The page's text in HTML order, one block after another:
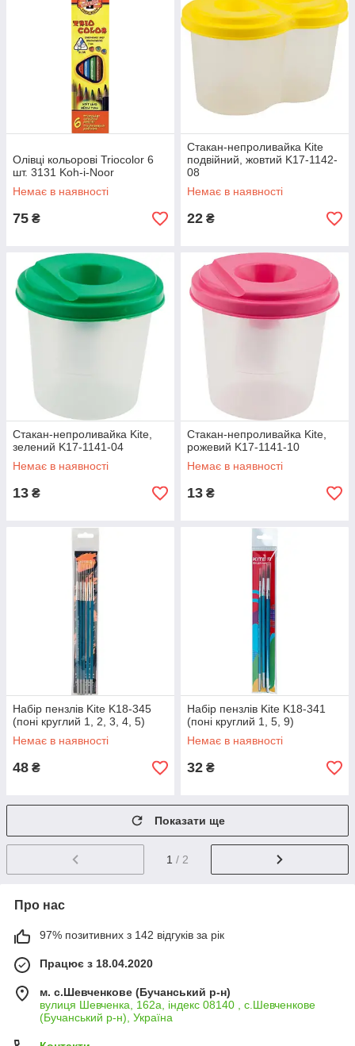
Олівці кольорові Triocolor 6
шт. 3131 Koh-i-Noor
Немає в наявності
75 ₴
Стакан-непроливайка Kite
подвійний, жовтий K17-1142-
08
Немає в наявності
22 ₴
Стакан-непроливайка Kite,
зелений K17-1141-04
Немає в наявності
13 ₴
Стакан-непроливайка Kite,
рожевий K17-1141-10
Немає в наявності
13 ₴
Набір пензлів Kite K18-345
(поні круглий 1, 2, 3, 4, 5)
Немає в наявності
48 ₴
Набір пензлів Kite K18-341
(поні круглий 1, 5, 9)
Немає в наявності
32 ₴
Показати ще
1 / 2
Про нас
97% позитивних з 142 відгуків за рік
Працює з 18.04.2020
м. с.Шевченкове (Бучанський р-н)
вулиця Шевченка, 162а, індекс 08140 , с.Шевченкове
(Бучанський р-н), Україна